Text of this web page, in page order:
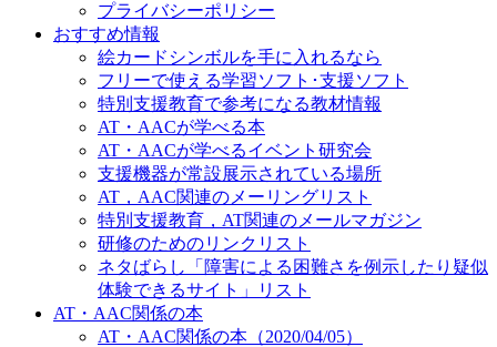
プライバシーポリシー
おすすめ情報
絵カードシンボルを手に入れるなら
フリーで使える学習ソフト･支援ソフト
特別支援教育で参考になる教材情報
AT・AACが学べる本
AT・AACが学べるイベント研究会
支援機器が常設展示されている場所
AT，AAC関連のメーリングリスト
特別支援教育，AT関連のメールマガジン
研修のためのリンクリスト
ネタばらし「障害による困難さを例示したり疑似
体験できるサイト」リスト
AT・AAC関係の本
AT・AAC関係の本（2020/04/05）